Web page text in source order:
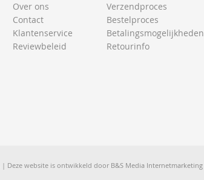
Over ons
Contact
Klantenservice
Reviewbeleid
Verzendproces
Bestelproces
Betalingsmogelijkheden
Retourinfo
| Deze website is ontwikkeld door B&S Media Internetmarketing